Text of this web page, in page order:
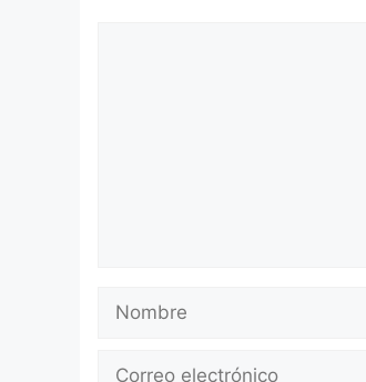
Nombre
Correo